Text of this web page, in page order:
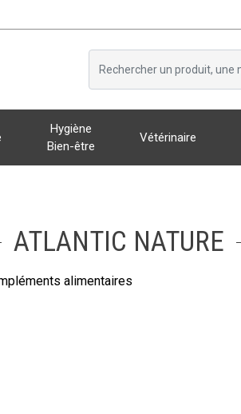
Hygiène
Bien-être
Vétérinaire
ATLANTIC NATURE
alimentaires